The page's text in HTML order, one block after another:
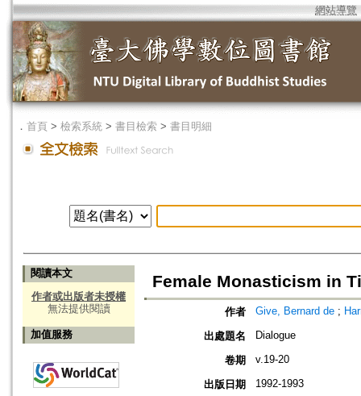
網站導覽
． 首頁 > 檢索系統 > 書目檢索 > 書目明細
閱讀本文
作者或出版者未授權
無法提供閱讀
加值服務
Female Monasticism in
作者 Give, Bernard de ;
出處題名 Dialogue
卷期 v.19-20
出版日期 1992-1993